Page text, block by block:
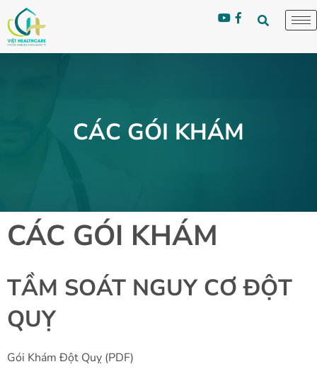
CÁC GÓI KHÁM
CÁC GÓI KHÁM
TẦM SOÁT NGUY CƠ ĐỘT
QUỴ
Gói Khám Đột Quỵ (PDF)